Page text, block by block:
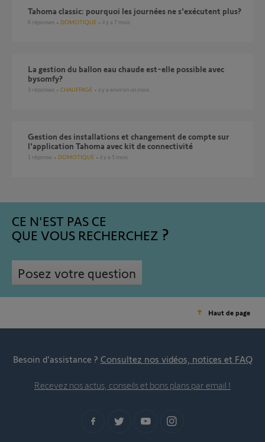
Tahoma classic: pourquoi les journées ne s'exécutent plus?
6 réponses DOMOTIQUE il y a 7 mois
La gestion du ballon eau chaude est-elle possible avec
bysomfy?
3 réponses CHAUFFAGE il y a environ un mois
Gestion des installations et changement de compte sur
l'application Tahoma avec kit de connectivité
1 réponse DOMOTIQUE il y a 5 mois
CE N'EST PAS CE
QUE VOUS RECHERCHEZ
Posez votre question
Haut de page
Besoin d’assistance ? Consultez nos vidéos, notices et FAQ
Recevez nos actus, conseils et bons plans par email !